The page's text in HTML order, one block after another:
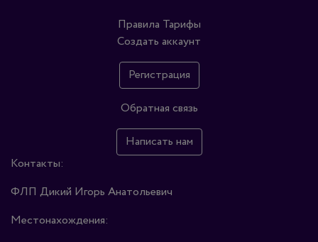
Правила Тарифы
Создать аккаунт
Регистрация
Обратная связь
Написать нам
Контакты:
ФЛП Дикий Игорь Анатольевич
Местонахождения: